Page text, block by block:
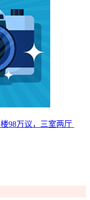
98万议，三室两厅